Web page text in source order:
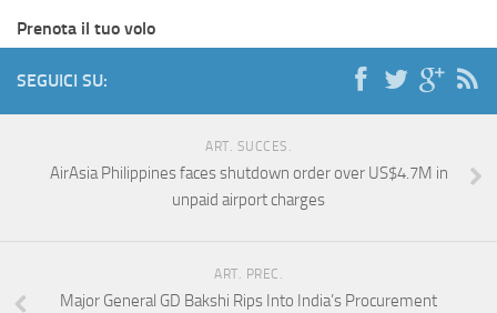
Prenota il tuo volo
SEGUICI SU:
ART. SUCCES.
AirAsia Philippines faces shutdown order over US$4.7M in
unpaid airport charges
ART. PREC.
Major General GD Bakshi Rips Into India’s Procurement